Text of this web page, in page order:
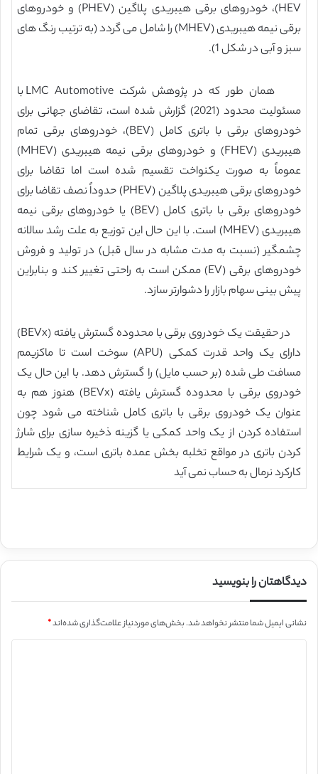
HEV)، خودروهای برقی هیبریدی پلاگین (PHEV) و خودروهای
برقی نیمه هیبریدی (MHEV) را شامل می گردد (به ترتیب رنگ های
سبز و آبی در شکل 1).
همان طور که در پژوهش شرکت LMC Automotive با
مسئولیت محدود (2021) گزارش شده است، تقاضای جهانی برای
خودروهای برقی با باتری کامل (BEV)، خودروهای برقی تمام
هیبریدی (FHEV) و خودروهای برقی نیمه هیبریدی (MHEV)
عموماً به صورت یکنواخت تقسیم شده است اما تقاضا برای
خودروهای برقی هیبریدی پلاگین (PHEV) حدوداً نصف تقاضا برای
خودروهای برقی با باتری کامل (BEV) یا خودروهای برقی نیمه
هیبریدی (MHEV) است. با این حال این توزیع به علت رشد سالانه
چشمگیر (نسبت به مدت مشابه در سال قبل) در تولید و فروش
خودروهای برقی (EV) ممکن است به راحتی تغییر کند و بنابراین
پیش بینی سهام بازار را دشوارتر سازد.
در حقیقت یک خودروی برقی با محدوده گسترش یافته (BEVx)
دارای یک واحد قدرت کمکی (APU) سوخت است تا ماکزیمم
مسافت طی شده (بر حسب مایل) را گسترش دهد. با این حال یک
خودروی برقی با محدوده گسترش یافته (BEVx) هنوز هم به
عنوان یک خودروی برقی با باتری کامل شناخته می شود چون
استفاده کردن از یک واحد کمکی یا گزینه ذخیره سازی برای شارژ
کردن باتری در مواقع تخلبه بخش عمده باتری است، و یک شرایط
کارکرد نرمال به حساب نمی آید
دیدگاهتان را بنویسید
نشانی ایمیل شما منتشر نخواهد شد.بخش‌های موردنیاز علامت‌گذاری شده‌اند*